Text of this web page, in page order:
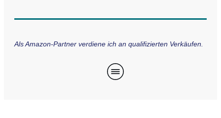
Als Amazon-Partner verdiene ich an qualifizierten Verkäufen.